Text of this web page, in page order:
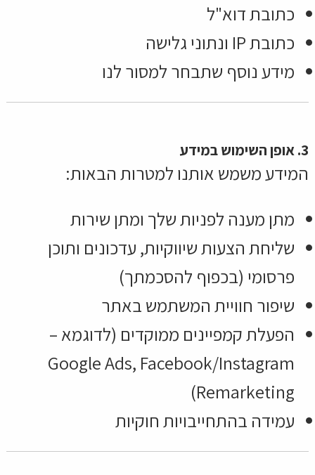
כתובת דוא"ל
כתובת IP ונתוני גלישה
מידע נוסף שתבחר למסור לנו
3. אופן השימוש במידע
המידע משמש אותנו למטרות הבאות:
מתן מענה לפניות שלך ומתן שירות
שליחת הצעות שיווקיות, עדכונים ותוכן
פרסומי (בכפוף להסכמתך)
שיפור חוויית המשתמש באתר
הפעלת קמפיינים ממוקדים (לדוגמא –
Google Ads, Facebook/Instagram
Remarketing)
עמידה בהתחייבויות חוקיות